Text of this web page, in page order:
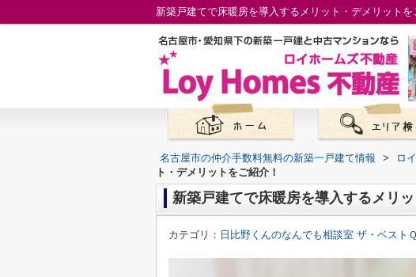
新築戸建てで床暖房を導入するメリット・デメリット
名古屋市の仲介手数料無料の新築一戸建て情報 > ロ
ト・デメリットをご紹介！
新築戸建てで床暖房を導入するメリ
カテゴリ： 日比野くんのなんでも相談室 ザ・ベスト